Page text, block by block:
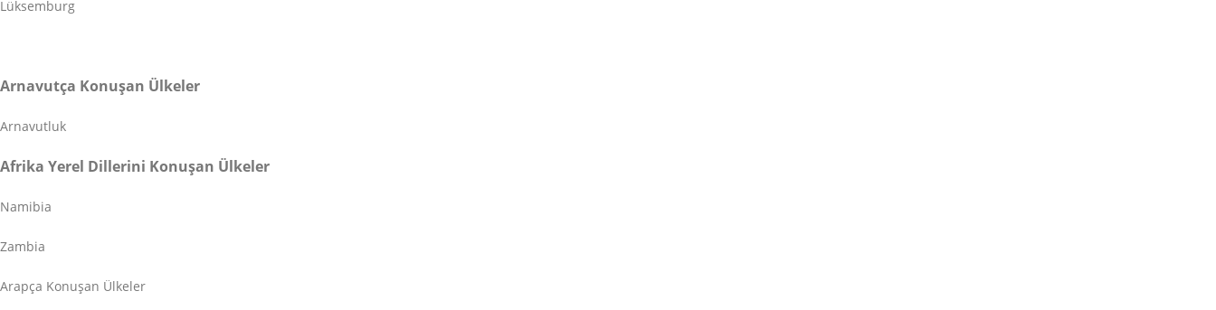
Lüksemburg
Arnavutça Konuşan Ülkeler
Arnavutluk
Afrika Yerel Dillerini Konuşan Ülkeler
Namibia
Zambia
Arapça Konuşan Ülkeler